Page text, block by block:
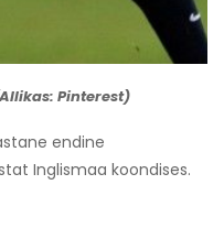
Pinterest)
endine
Inglismaa koondises.